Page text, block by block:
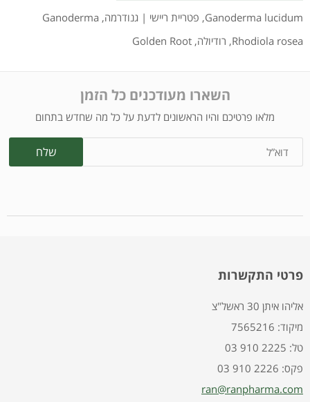
Ganoderma lucidum
, פטריית ריישי | גנודרמה,
Ganoderma
Rhodiola rosea
, רודיולה,
Golden Root
השארו מעודכנים כל הזמן
מלאו פרטיכם והיו הראשונים לדעת על כל מה שחדש בתחום
פרטי התקשרות
אליהו איתן 30 ראשל"צ
7565216 :מיקוד
03 910 2225 :טל
03 910 2226 :פקס
ran@ranpharma.com